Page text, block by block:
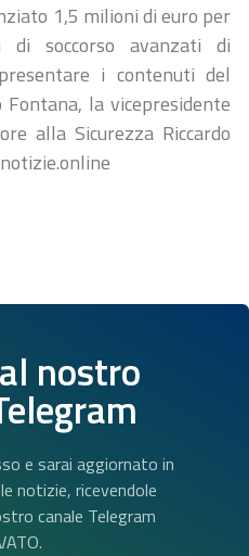
1,5 milioni di euro per
di soccorso avanzati di
i contenuti del
la vicepresidente
alla Sicurezza Riccardo
nostro
e sarai aggiornato in
notizie, ricevendole
canale Telegram